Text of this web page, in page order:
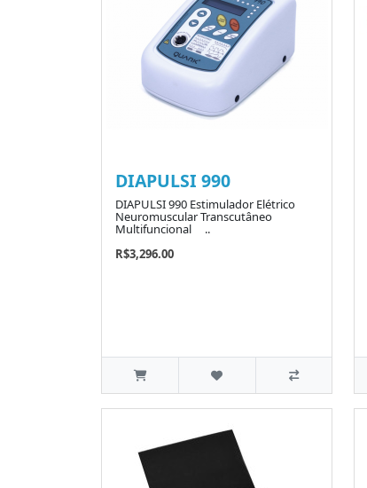
DIAPULSI 990
DIAPULSI 990 Estimulador Elétrico
Neuromuscular Transcutâneo
Multifuncional ..
R$3,296.00